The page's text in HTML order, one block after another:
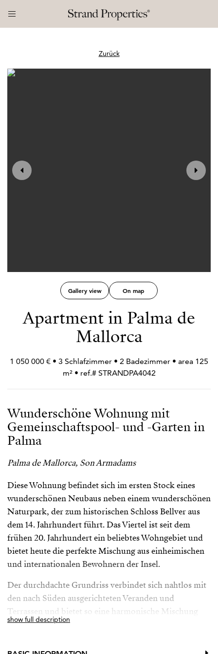
Zurück
Gallery view On map
Apartment in Palma de
Mallorca
1 050 000 € • 3 Schlafzimmer • 2 Badezimmer • area 125
m² • ref.# STRANDPA4042
Wunderschöne Wohnung mit
Gemeinschaftspool- und -Garten in
Palma
Palma de Mallorca, Son Armadams
Diese Wohnung befindet sich im ersten Stock eines
wunderschönen Neubaus neben einem wunderschönen
Naturpark, der zum historischen Schloss Bellver aus
dem 14. Jahrhundert führt. Das Viertel ist seit dem
frühen 20. Jahrhundert ein beliebtes Wohngebiet und
bietet heute die perfekte Mischung aus einheimischen
und internationalen Bewohnern der Insel.
Der durchdachte Grundriss verbindet sich nahtlos mit
den nach Süden ausgerichteten Veranden und
Terrassen und bietet so eine harmonische Mischung
aus überdachten und offenen Bereichen zum Genießen
Wohnung problemlos in eine Drei-Zimmer-Wohnung
show full description